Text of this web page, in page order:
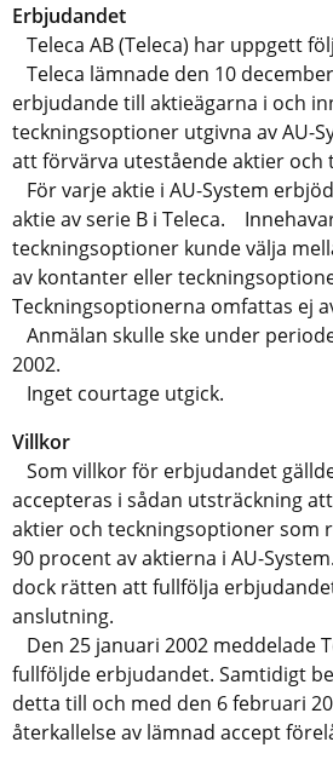
Erbjudandet
Teleca AB (Teleca) har uppgett
Teleca lämnade den 10
erbjudande till aktieägarna i och
teckningsoptioner utgivna av AU-
att förvärva utestående aktier och
För varje aktie i AU-System
aktie av serie B i Teleca.
teckningsoptioner kunde välja
av kontanter eller
Teckningsoptionerna omfattas ej
Anmälan skulle ske under
2002.
Inget courtage utgick.
Villkor
Som villkor för erbjudandet
accepteras i sådan utsträckning
aktier och teckningsoptioner som
90 procent av aktierna i AU-
dock rätten att fullfölja
anslutning.
Den 25 januari 2002 meddelade
fullföljde erbjudandet. Samtidigt
detta till och med den 6 februari
återkallelse av lämnad accept